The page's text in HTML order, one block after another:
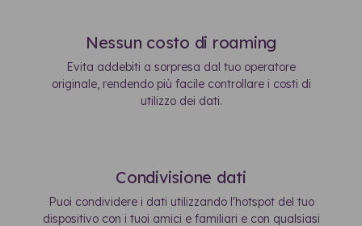
Nessun costo di roaming
Evita addebiti a sorpresa dal tuo operatore
originale, rendendo più facile controllare i costi di
utilizzo dei dati.
Condivisione dati
Puoi condividere i dati utilizzando l'hotspot del tuo
dispositivo con i tuoi amici e familiari e con qualsiasi